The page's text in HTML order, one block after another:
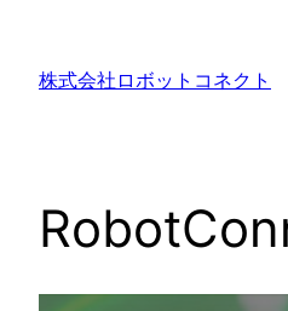
株式会社ロボットコネクト